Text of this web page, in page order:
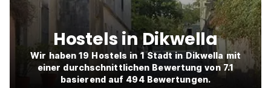
Hostels in Dikwella
Wir haben 19 Hostels in 1 Stadt in Dikwella mit
einer durchschnittlichen Bewertung von 7.1
basierend auf 494 Bewertungen.